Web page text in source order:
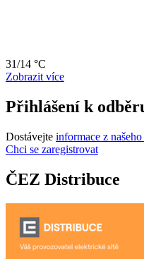
31/14 °C
Zobrazit více
Přihlášení k
Dostávejte informace z
Chci se zaregistrovat
ČEZ Distribuce